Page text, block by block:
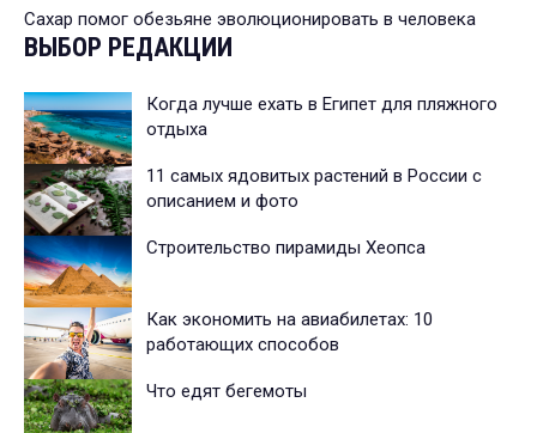
Сахар помог обезьяне эволюционировать в человека
ВЫБОР РЕДАКЦИИ
Когда лучше ехать в Египет для пляжного
отдыха
11 самых ядовитых растений в России с
описанием и фото
Строительство пирамиды Хеопса
Как экономить на авиабилетах: 10
работающих способов
Что едят бегемоты